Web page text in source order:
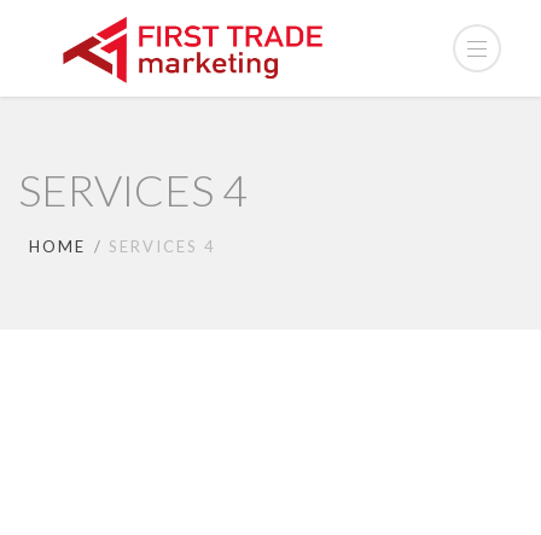
SERVICES 4
HOME SERVICES 4